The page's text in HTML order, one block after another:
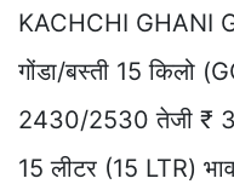
KACHCHI GHANI
गोंडा/बस्ती 15 किलो
2430/2530 तेजी ₹
15 लीटर (15 LTR)